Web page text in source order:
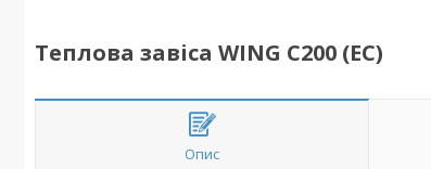
Теплова завіса WING C200 (EC)
Опис